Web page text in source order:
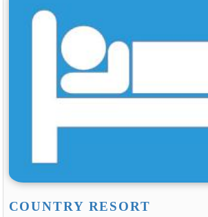
COUNTRY RESORT